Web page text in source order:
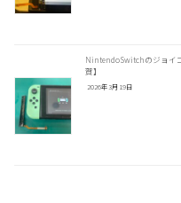
NintendoSwitchのジョイ
賀】
2026年3月19日